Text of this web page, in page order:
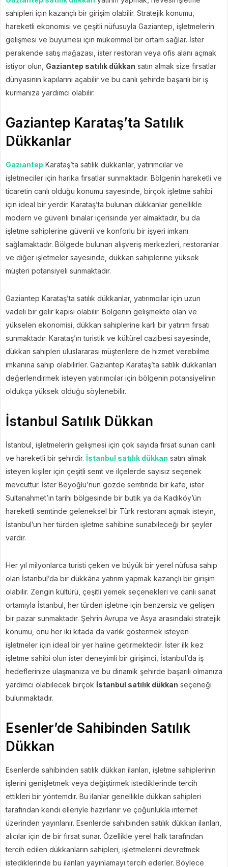
sahipleri için kazançlı bir girişim olabilir. Stratejik konumu,
hareketli ekonomisi ve çeşitli nüfusuyla Gaziantep, işletmelerin
gelişmesi ve büyümesi için mükemmel bir ortam sağlar. İster
perakende satış mağazası, ister restoran veya ofis alanı açmak
istiyor olun, Gaziantep satılık dükkan satın almak size fırsatlar
dünyasının kapılarını açabilir ve bu canlı şehirde başarılı bir iş
kurmanıza yardımcı olabilir.
Gaziantep Karataş’ta Satılık
Dükkanlar
Gaziantep Karataş’ta satılık dükkanlar, yatırımcılar ve
işletmeciler için harika fırsatlar sunmaktadır. Bölgenin hareketli ve
ticaretin canlı olduğu konumu sayesinde, birçok işletme sahibi
için ideal bir yerdir. Karataş’ta bulunan dükkanlar genellikle
modern ve güvenli binalar içerisinde yer almaktadır, bu da
işletme sahiplerine güvenli ve konforlu bir işyeri imkanı
sağlamaktadır. Bölgede bulunan alışveriş merkezleri, restoranlar
ve diğer işletmeler sayesinde, dükkan sahiplerine yüksek
müşteri potansiyeli sunmaktadır.
Gaziantep Karataş’ta satılık dükkanlar, yatırımcılar için uzun
vadeli bir gelir kapısı olabilir. Bölgenin gelişmekte olan ve
yükselen ekonomisi, dükkan sahiplerine karlı bir yatırım fırsatı
sunmaktadır. Karataş’ın turistik ve kültürel cazibesi sayesinde,
dükkan sahipleri uluslararası müşterilere de hizmet verebilme
imkanına sahip olabilirler. Gaziantep Karataş’ta satılık dükkanları
değerlendirmek isteyen yatırımcılar için bölgenin potansiyelinin
oldukça yüksek olduğu söylenebilir.
İstanbul Satılık Dükkan
İstanbul, işletmelerin gelişmesi için çok sayıda fırsat sunan canlı
ve hareketli bir şehirdir. İstanbul satılık dükkan satın almak
isteyen kişiler için çeşitli semt ve ilçelerde sayısız seçenek
mevcuttur. İster Beyoğlu’nun gözde semtinde bir kafe, ister
Sultanahmet’in tarihi bölgesinde bir butik ya da Kadıköy’ün
hareketli semtinde geleneksel bir Türk restoranı açmak isteyin,
İstanbul’un her türden işletme sahibine sunabileceği bir şeyler
vardır.
Her yıl milyonlarca turisti çeken ve büyük bir yerel nüfusa sahip
olan İstanbul’da bir dükkâna yatırım yapmak kazançlı bir girişim
olabilir. Zengin kültürü, çeşitli yemek seçenekleri ve canlı sanat
ortamıyla İstanbul, her türden işletme için benzersiz ve gelişen
bir pazar sunmaktadır. Şehrin Avrupa ve Asya arasındaki stratejik
konumu, onu her iki kıtada da varlık göstermek isteyen
işletmeler için ideal bir yer haline getirmektedir. İster ilk kez
işletme sahibi olun ister deneyimli bir girişimci, İstanbul’da iş
hedeflerinize ulaşmanıza ve bu dinamik şehirde başarılı olmanıza
yardımcı olabilecek birçok İstanbul satılık dükkan seçeneği
bulunmaktadır.
Esenler’de Sahibinden Satılık
Dükkan
Esenlerde sahibinden satılık dükkan ilanları, işletme sahiplerinin
işlerini genişletmek veya değiştirmek istediklerinde tercih
ettikleri bir yöntemdir. Bu ilanlar genellikle dükkan sahipleri
tarafından kendi elleriyle hazırlanır ve çoğunlukla internet
üzerinden yayınlanır. Esenlerde sahibinden satılık dükkan ilanları,
alıcılar için de bir fırsat sunar. Özellikle yerel halk tarafından
tercih edilen dükkanların sahipleri, işletmelerini devretmek
istediklerinde bu ilanları yayınlamayı tercih ederler. Böylece